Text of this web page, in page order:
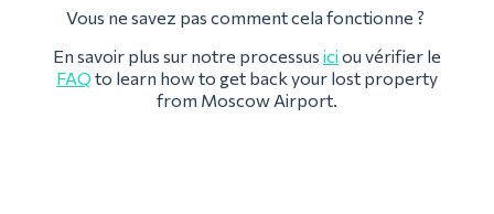
Vous ne savez pas comment cela fonctionne ?
En savoir plus sur notre processus ici ou vérifier le
FAQ to learn how to get back your lost property
from Moscow Airport.